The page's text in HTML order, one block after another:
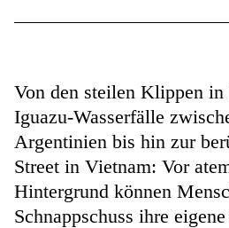
Von den steilen Klippen
Iguazu-Wasserfälle
Argentinien bis hin zur
Street in Vietnam: Vor
Hintergrund können
Schnappschuss ihre